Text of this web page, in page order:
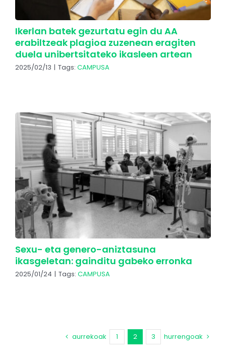
Ikerlan batek gezurtatu egin du AA
erabiltzeak plagioa zuzenean eragiten
duela unibertsitateko ikasleen artean
2025/02/13 | Tags: CAMPUSA
Sexu- eta genero-aniztasuna
ikasgeletan: gainditu gabeko erronka
2025/01/24 | Tags: CAMPUSA
aurrekoak 1 2 3 hurrengoak